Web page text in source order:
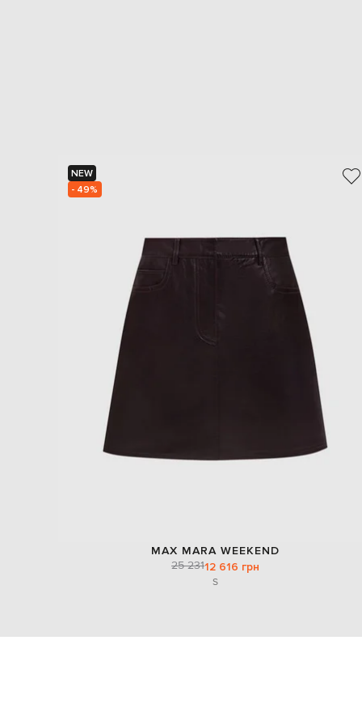
NEW
- 49%
MAX MARA WEEKEND
25 23112 616 грн
S